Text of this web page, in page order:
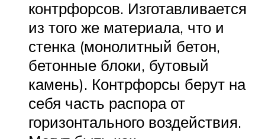
контрфорсов. Изготавливается
из того же материала, что и
стенка (монолитный бетон,
бетонные блоки, бутовый
камень). Контрфорсы берут на
себя часть распора от
горизонтального воздействия.